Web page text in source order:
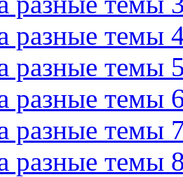
разные темы
разные темы
разные темы
разные темы
разные темы